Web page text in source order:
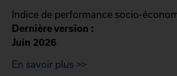
Indice de performance socio-
Dernière version :
Juin 2026
En savoir plus >>